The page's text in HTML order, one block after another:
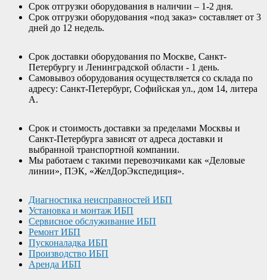
Срок отгрузки оборудования в наличии – 1-2 дня.
Срок отгрузки оборудования «под заказ» составляет от 3
дней до 12 недель.
Срок доставки оборудования по Москве, Санкт-
Петербургу и Ленинградской области - 1 день.
Самовывоз оборудования осуществляется со склада по
адресу: Санкт-Петербург, Софийская ул., дом 14, литера
А.
Срок и стоимость доставки за пределами Москвы и
Санкт-Петербурга зависят от адреса доставки и
выбранной транспортной компании.
Мы работаем с такими перевозчиками как «Деловые
линии», ПЭК, «ЖелДорЭкспедиция».
Диагностика неисправностей ИБП
Установка и монтаж ИБП
Сервисное обслуживание ИБП
Ремонт ИБП
Пусконаладка ИБП
Производство ИБП
Аренда ИБП